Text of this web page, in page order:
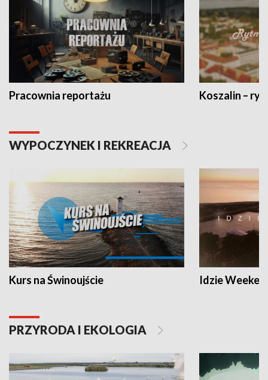
Pracownia reportażu Koszalin –
WYPOCZYNEK I REKREACJA
Kurs na Świnoujście Idzie
PRZYRODA I EKOLOGIA